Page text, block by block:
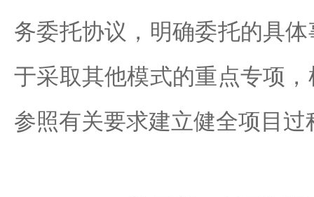
务委托协议，明确委托的具
于采取其他模式的重点专项
参照有关要求建立健全项目